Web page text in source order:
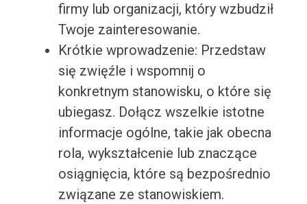
firmy lub organizacji, który wzbudził
Twoje zainteresowanie.
Krótkie wprowadzenie: Przedstaw
się zwięźle i wspomnij o
konkretnym stanowisku, o które się
ubiegasz. Dołącz wszelkie istotne
informacje ogólne, takie jak obecna
rola, wykształcenie lub znaczące
osiągnięcia, które są bezpośrednio
związane ze stanowiskiem.